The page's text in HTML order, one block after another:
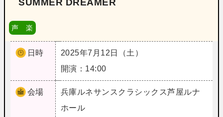
SUMMER DREAMER
声 楽
日時
2025年7月12日（土）
開演：14:00
会場 兵庫ルネサンスクラシックス芦屋ルナ
ホール